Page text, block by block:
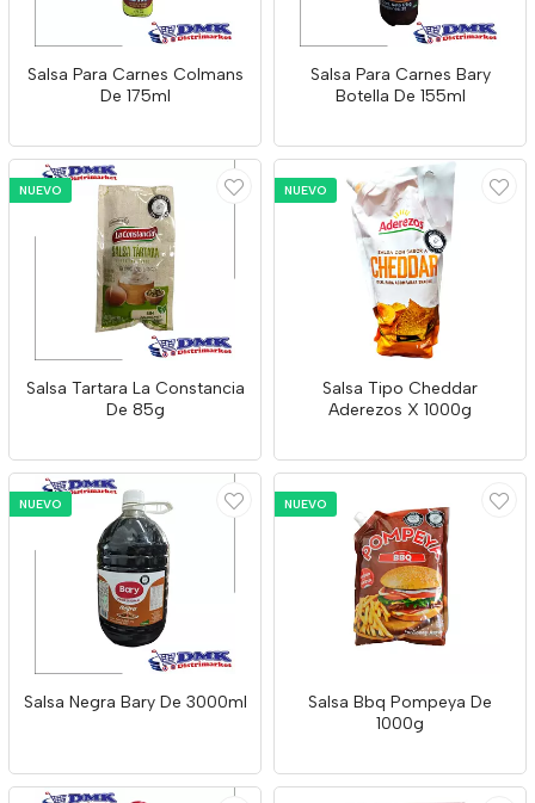
Salsa Para Carnes Colmans
De 175ml
Salsa Para Carnes Bary
Botella De 155ml
NUEVO
Salsa Tartara La Constancia
De 85g
NUEVO
Salsa Tipo Cheddar
Aderezos X 1000g
NUEVO
Salsa Negra Bary De 3000ml
NUEVO
Salsa Bbq Pompeya De
1000g